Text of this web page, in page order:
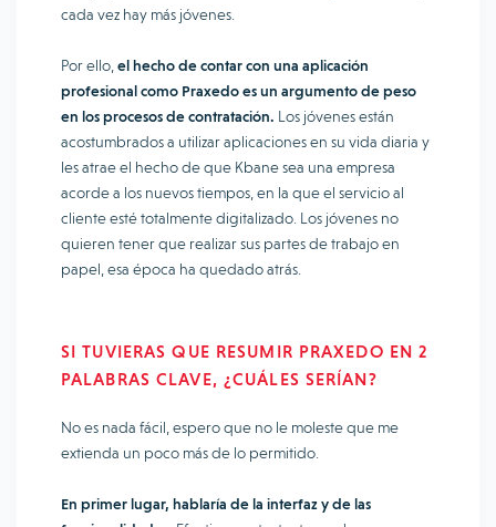
cada vez hay más jóvenes.
Por ello, el hecho de contar con una aplicación
profesional como Praxedo es un argumento de peso
en los procesos de contratación. Los jóvenes están
acostumbrados a utilizar aplicaciones en su vida diaria y
les atrae el hecho de que Kbane sea una empresa
acorde a los nuevos tiempos, en la que el servicio al
cliente esté totalmente digitalizado. Los jóvenes no
quieren tener que realizar sus partes de trabajo en
papel, esa época ha quedado atrás.
SI TUVIERAS QUE RESUMIR PRAXEDO EN 2
PALABRAS CLAVE, ¿CUÁLES SERÍAN?
No es nada fácil, espero que no le moleste que me
extienda un poco más de lo permitido.
En primer lugar, hablaría de la interfaz y de las